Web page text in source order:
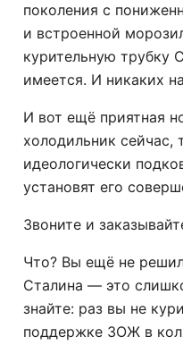
поколения с
и встроенной
курительную трубку
имеется. И никаких
И вот ещё приятная
холодильник сейчас,
идеологически
установят его
Звоните и
Что? Вы ещё не
Сталина — это
знайте: раз вы не
поддержке ЗОЖ в